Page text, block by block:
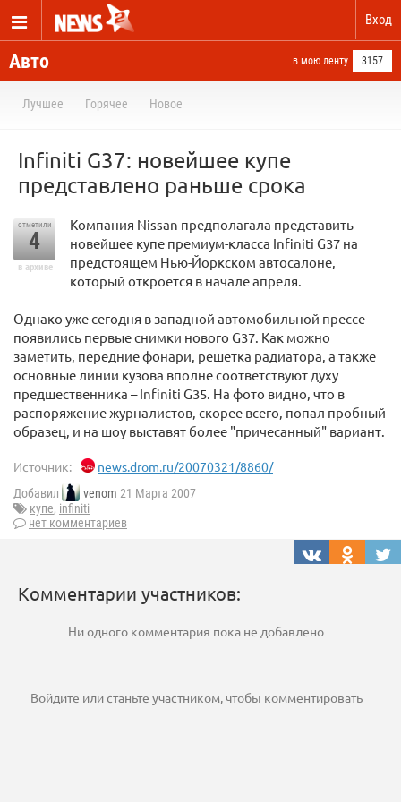
Вход
Авто в мою ленту 3157
Лучшее Горячее Новое
Infiniti G37: новейшее купе
представлено раньше срока
отметили
4
в архиве
Компания Nissan предполагала представить
новейшее купе премиум-класса Infiniti G37 на
предстоящем Нью-Йоркском автосалоне,
который откроется в начале апреля.
Однако уже сегодня в западной автомобильной прессе
появились первые снимки нового G37. Как можно
заметить, передние фонари, решетка радиатора, а также
основные линии кузова вполне соответствуют духу
предшественника – Infiniti G35. На фото видно, что в
распоряжение журналистов, скорее всего, попал пробный
образец, и на шоу выставят более "причесанный" вариант.
Источник: news.drom.ru/20070321/8860/
Добавил venom 21 Марта 2007
купе, infiniti
нет комментариев
Комментарии участников:
Ни одного комментария пока не добавлено
Войдите илистаньте участником, чтобы комментировать